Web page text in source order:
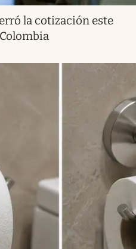
la cotización este